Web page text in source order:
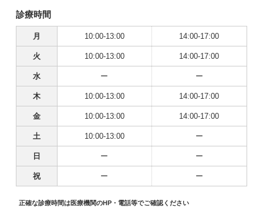
診療時間
月 10:00-13:00 14:00-17:00
火 10:00-13:00 14:00-17:00
水 ー ー
木 10:00-13:00 14:00-17:00
金 10:00-13:00 14:00-17:00
土 10:00-13:00 ー
日 ー ー
祝 ー ー
正確な診療時間は医療機関のHP・電話等でご確認ください